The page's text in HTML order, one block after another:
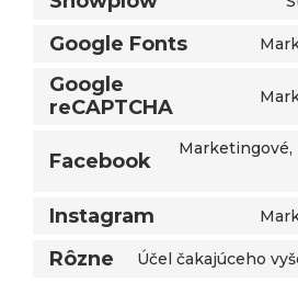
Google Fonts
Google
reCAPTCHA
Facebook
Marketingové,
Instagram
Rôzne Účel čakajúceho